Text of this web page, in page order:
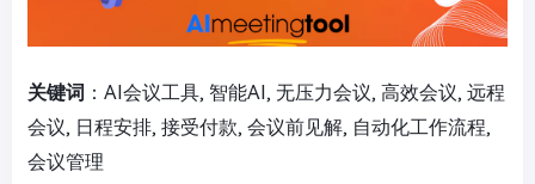
关键词 ：AI会议工具, 智能AI, 无压力会议, 高效会议, 远程
会议, 日程安排, 接受付款, 会议前见解, 自动化工作流程,
会议管理